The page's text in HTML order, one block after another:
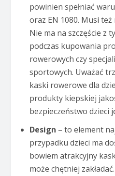
powinien spełniać
oraz EN 1080. Musi też
Nie ma na szczęście z
podczas kupowania
rowerowych czy
sportowych. Uważać
kaski rowerowe dla
produkty kiepskiej
bezpieczeństwo dzieci
Design – to element
przypadku dzieci ma
bowiem atrakcyjny
może chętniej